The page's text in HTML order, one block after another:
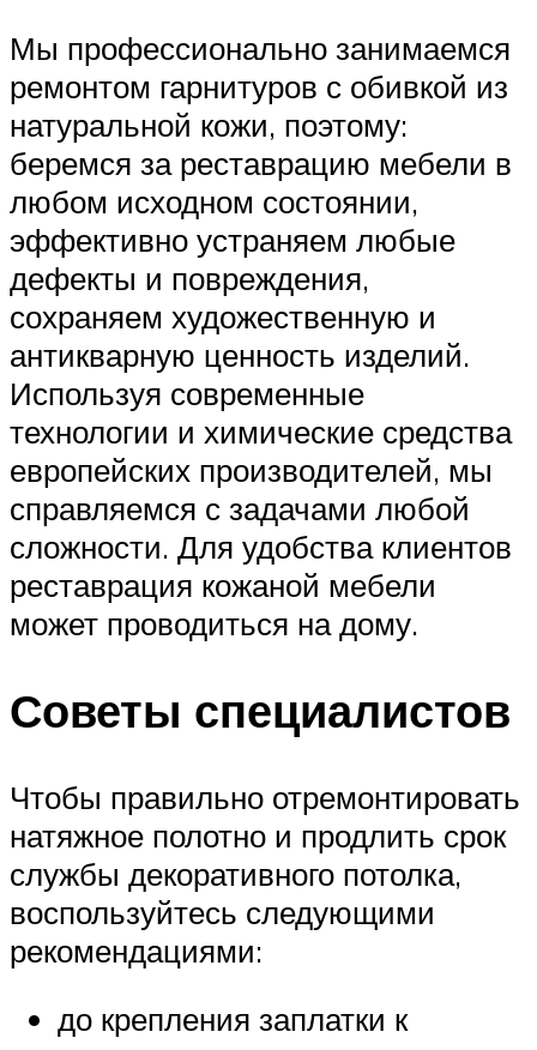
Мы профессионально занимаемся
ремонтом гарнитуров с обивкой из
натуральной кожи, поэтому:
беремся за реставрацию мебели в
любом исходном состоянии,
эффективно устраняем любые
дефекты и повреждения,
сохраняем художественную и
антикварную ценность изделий.
Используя современные
технологии и химические средства
европейских производителей, мы
справляемся с задачами любой
сложности. Для удобства клиентов
реставрация кожаной мебели
может проводиться на дому.
Советы специалистов
Чтобы правильно отремонтировать
натяжное полотно и продлить срок
службы декоративного потолка,
воспользуйтесь следующими
рекомендациями:
до крепления заплатки к